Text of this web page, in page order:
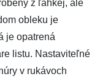
z ľahkej, ale
obleku je
je opatrená
listu. Nastaviteľné
v rukávoch